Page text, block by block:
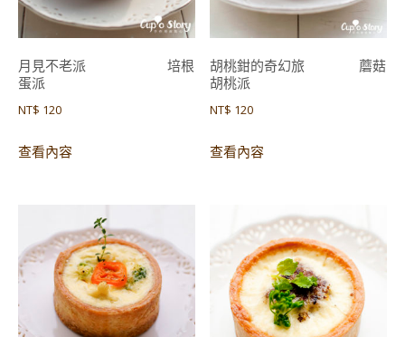
月見不老派 培根
蛋派
NT$ 120
查看內容
胡桃鉗的奇幻旅 蘑菇
胡桃派
NT$ 120
查看內容